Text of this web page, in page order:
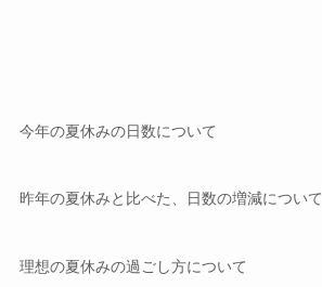
今年の夏休みの日数について
昨年の夏休みと比べた、日数の増減について
理想の夏休みの過ごし方について